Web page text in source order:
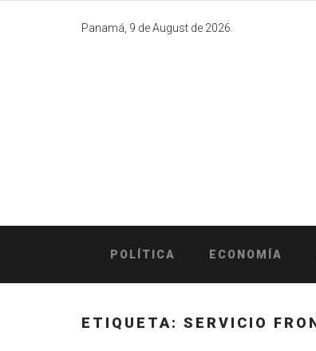
Panamá, 9 de August de 2026.
POLÍTICA ECONOMÍA
ETIQUETA: SERVICIO